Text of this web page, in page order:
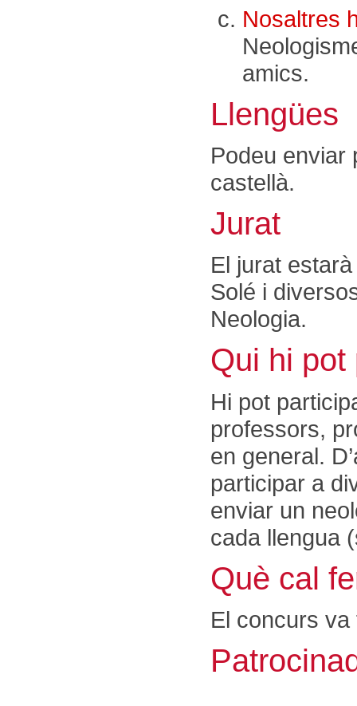
Nosaltres
amics.
Llengües
Podeu enviar
castellà.
Jurat
El jurat
Solé i
Neologia.
Qui hi pot
Hi pot
professors,
en general.
participar a
enviar un
cada llengua
Què cal
El concurs